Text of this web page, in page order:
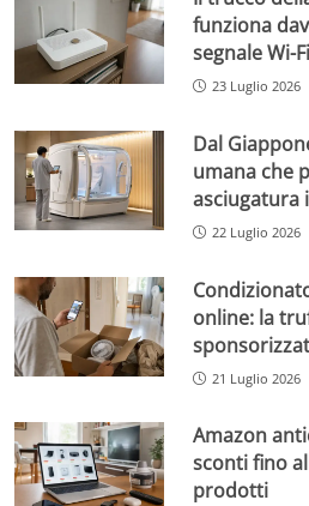
funziona
segnale Wi-Fi
23 Luglio 2026
Dal
umana che
asciugatura
22 Luglio 2026
online: la
21 Luglio 2026
Amazon
sconti fino
prodotti